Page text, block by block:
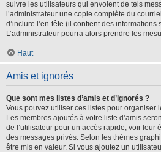
suivre les utilisateurs qui envoient de tels
l’administrateur une copie complète du
d’inclure l’en-tête (il contient des informations
L’administrateur pourra alors prendre les
Haut
Amis et ignorés
Que sont mes listes d’amis et d’ignorés ?
Vous pouvez utiliser ces listes pour organiser
Les membres ajoutés à votre liste d’amis
de l’utilisateur pour un accès rapide, voir leur
des messages privés. Selon les thèmes
être mis en valeur. Si vous ajoutez un